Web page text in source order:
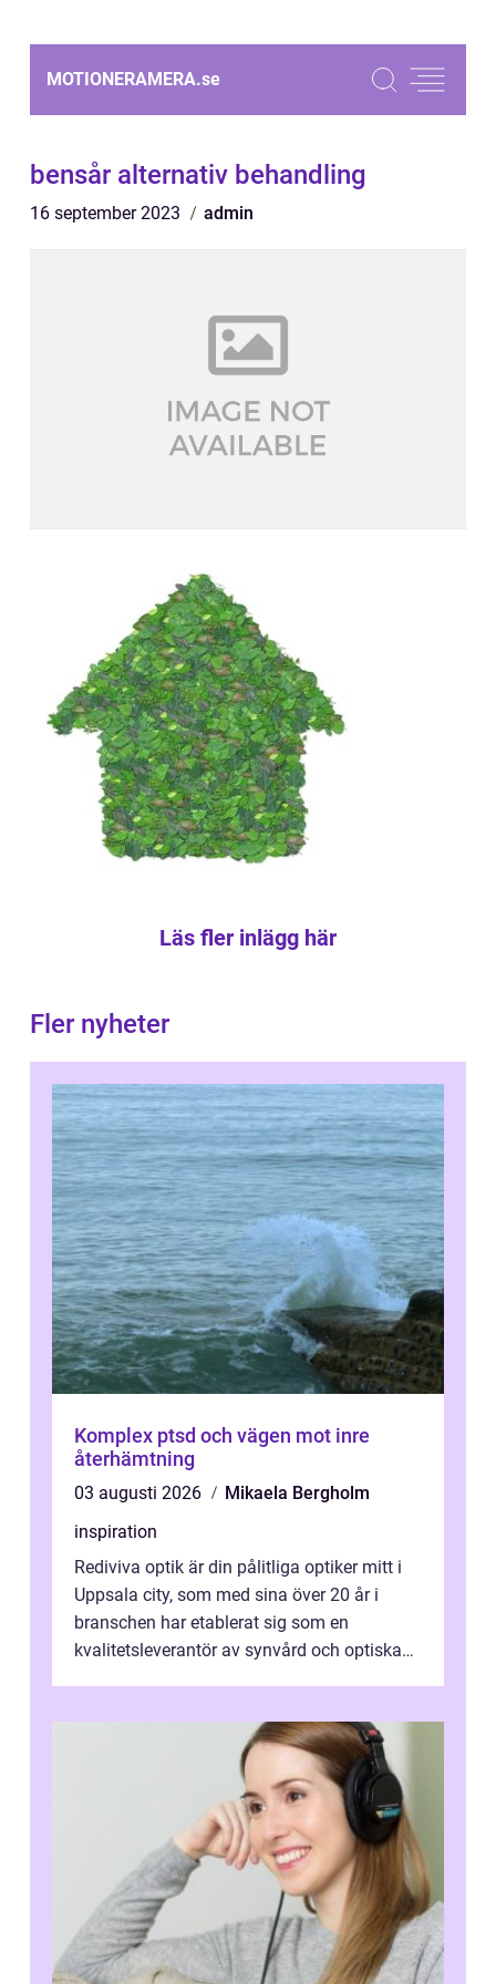
MOTIONERAMERA.se
bensår alternativ behandling
16 september 2023 admin
Läs fler inlägg här
Fler nyheter
Komplex ptsd och vägen mot inre
återhämtning
03 augusti 2026
Mikaela Bergholm
inspiration
Rediviva optik är din pålitliga optiker mitt i
Uppsala city, som med sina över 20 år i
branschen har etablerat sig som en
kvalitetsleverantör av synvård och optiska